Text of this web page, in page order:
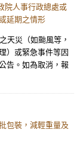
院人事行政總處或
延期之情形
天災（如颱風等，
）或緊急事件等因
告。如為取消，報
包裝，減輕重量及